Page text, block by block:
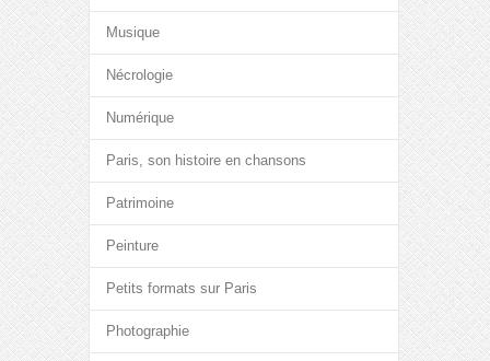
Musique
Nécrologie
Numérique
Paris, son histoire en chansons
Patrimoine
Peinture
Petits formats sur Paris
Photographie